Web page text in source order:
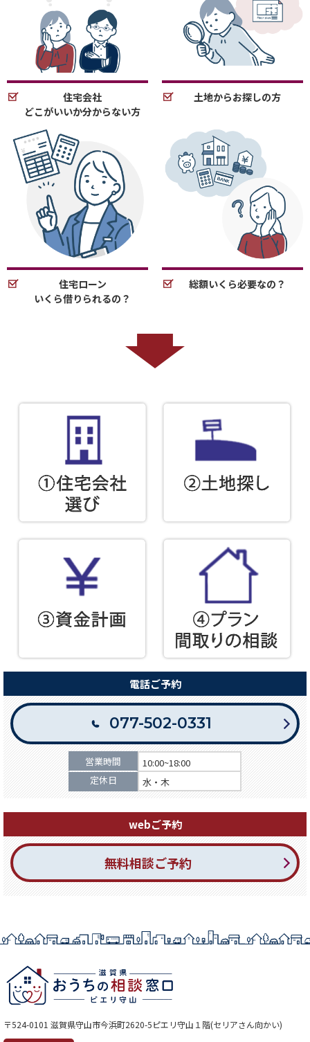
住宅会社
どこがいいか分からない方
土地からお探しの方
住宅ローン
いくら借りられるの？
総額いくら必要なの？
電話ご予約
077-502-0331
営業時間
10:00~18:00
定休日
水・木
webご予約
無料相談ご予約
〒524-0101 滋賀県守山市今浜町2620-5ピエリ守山１階(セリアさん向かい)